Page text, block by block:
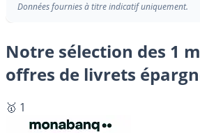
Données fournies à titre indicatif uniquement.
Notre sélection des 1
offres de livrets
🥇 1